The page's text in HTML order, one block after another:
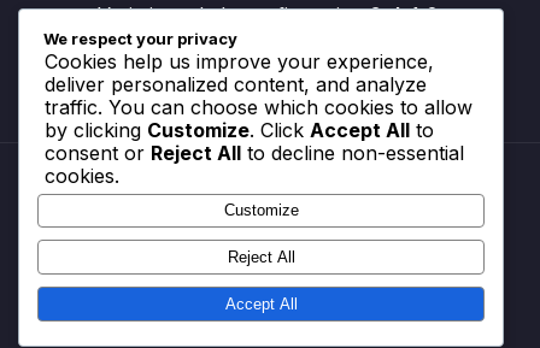
Variations de la configuration 3-4-1-2
Cookies et suivi
À propos de nous
Accord utilisateur
Politique de protection des données
Entrer en contact
We respect your privacy
Cookies help us improve your experience,
deliver personalized content, and analyze
traffic. You can choose which cookies to allow
by clicking Customize. Click Accept All to
consent or Reject All to decline non-essential
cookies.
Customize
Reject All
Accept All